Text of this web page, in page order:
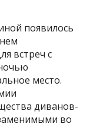
появилось
встреч с
место.
диванов-
во